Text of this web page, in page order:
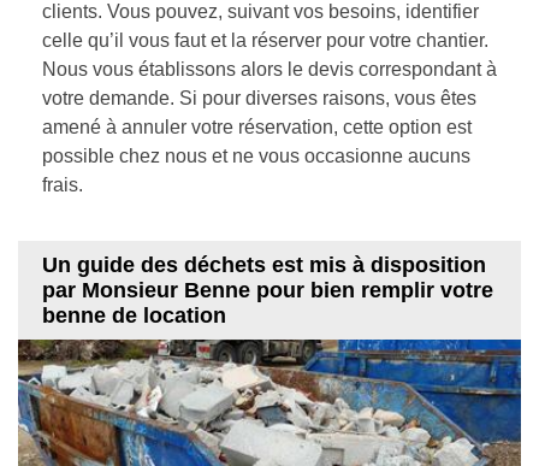
clients. Vous pouvez, suivant vos besoins, identifier
celle qu’il vous faut et la réserver pour votre chantier.
Nous vous établissons alors le devis correspondant à
votre demande. Si pour diverses raisons, vous êtes
amené à annuler votre réservation, cette option est
possible chez nous et ne vous occasionne aucuns
frais.
Un guide des déchets est mis à disposition
par Monsieur Benne pour bien remplir votre
benne de location